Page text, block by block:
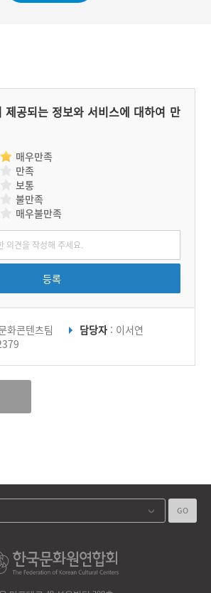
제공되는 정보와 서비스에 대하여 만
매우만족
만족
보통
불만족
매우불만족
등록
화콘텐츠팀 담당자 : 이서연
GO